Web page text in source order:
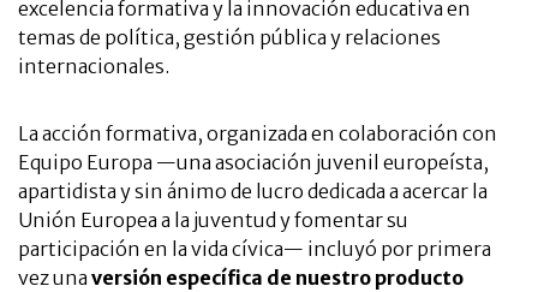
excelencia formativa y la innovación educativa en
temas de política, gestión pública y relaciones
internacionales.
La acción formativa, organizada en colaboración con
Equipo Europa —una asociación juvenil europeísta,
apartidista y sin ánimo de lucro dedicada a acercar la
Unión Europea a la juventud y fomentar su
participación en la vida cívica— incluyó por primera
vez una versión específica de nuestro producto